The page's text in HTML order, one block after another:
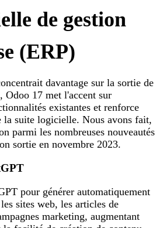
de gestion
(ERP)
davantage sur la sortie de
Odoo 17 met l'accent sur
existantes et renforce
la suite logicielle. Nous avons fait,
parmi les nombreuses nouveautés
sortie en novembre 2023.
pour générer automatiquement
sites web, les articles de
marketing, augmentant